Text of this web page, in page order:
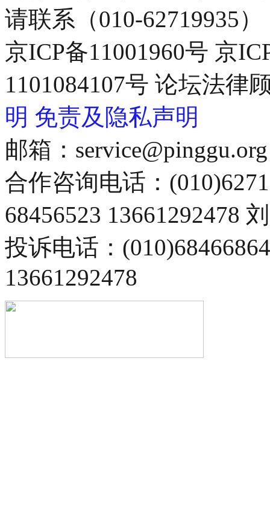
请联系（010-62719935）
京ICP备11001960号 京
1101084107号 论坛法律
明 免责及隐私声明
邮箱：service@pinggu.org
合作咨询电话：
68456523 13661292478
投诉电话：
13661292478